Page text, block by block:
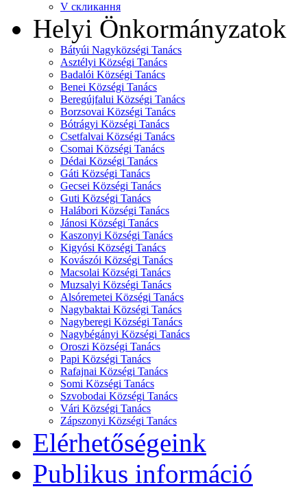
V скликання
Helyi Önkormányzatok
Bátyúi Nagyközségi Tanács
Asztélyi Községi Tanács
Badalói Községi Tanács
Benei Községi Tanács
Beregújfalui Községi Tanács
Borzsovai Községi Tanács
Bótrágyi Községi Tanács
Csetfalvai Községi Tanács
Csomai Községi Tanács
Dédai Községi Tanács
Gáti Községi Tanács
Gecsei Községi Tanács
Guti Községi Tanács
Halábori Községi Tanács
Jánosi Községi Tanács
Kaszonyi Községi Tanács
Kigyósi Községi Tanács
Kovászói Községi Tanács
Macsolai Községi Tanács
Muzsalyi Községi Tanács
Alsóremetei Községi Tanács
Nagybaktai Községi Tanács
Nagyberegi Községi Tanács
Nagybégányi Községi Tanács
Oroszi Községi Tanács
Papi Községi Tanács
Rafajnai Községi Tanács
Somi Községi Tanács
Szvobodai Községi Tanács
Vári Községi Tanács
Zápszonyi Községi Tanács
Elérhetőségeink
Publikus információ